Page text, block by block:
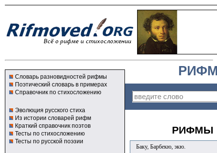
Словарь разновидностей рифмы
Поэтический словарь в примерах
Справочник по стихосложению
Эволюция русского стиха
Из истории словарей рифм
Краткий справочник поэтов
Тесты по стихосложению
Тесты по русской поэзии
РИФМЫ
Баку, Барбекю, экю.